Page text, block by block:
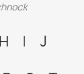
H I
J